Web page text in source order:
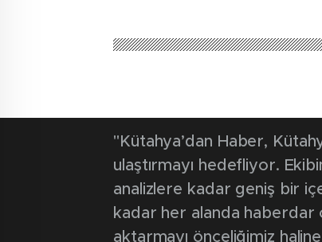
"Kütahya’dan Haber,
ulaştırmayı hedefliyor.
analizlere kadar geniş bir
kadar her alanda haberdar
aktarmayı önceliğimiz